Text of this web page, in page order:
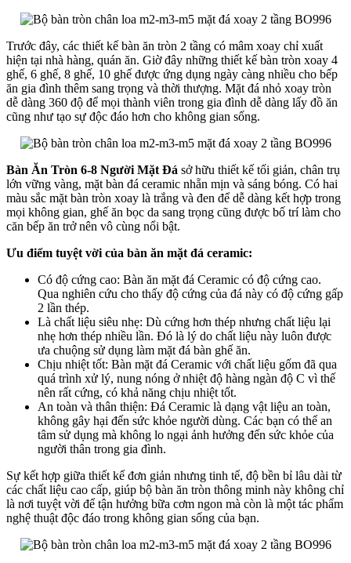
Trước đây, các thiết kế bàn ăn tròn 2 tầng có mâm xoay chỉ xuất
hiện tại nhà hàng, quán ăn. Giờ đây những thiết kế bàn tròn xoay 4
ghế, 6 ghế, 8 ghế, 10 ghế được ứng dụng ngày càng nhiều cho bếp
ăn gia đình thêm sang trọng và thời thượng. Mặt đá nhỏ xoay tròn
dễ dàng 360 độ để mọi thành viên trong gia đình dễ dàng lấy đồ ăn
cũng như tạo sự độc đáo hơn cho không gian sống.
Bàn Ăn Tròn 6-8 Người Mặt Đá sở hữu thiết kế tối giản, chân trụ
lớn vững vàng, mặt bàn đá ceramic nhẵn mịn và sáng bóng. Có hai
màu sắc mặt bàn tròn xoay là trắng và đen để dễ dàng kết hợp trong
mọi không gian, ghế ăn bọc da sang trọng cũng được bố trí làm cho
căn bếp ăn trở nên vô cùng nổi bật.
Ưu điểm tuyệt vời của bàn ăn mặt đá ceramic:
Có độ cứng cao: Bàn ăn mặt đá Ceramic có độ cứng cao.
Qua nghiên cứu cho thấy độ cứng của đá này có độ cứng gấp
2 lần thép.
Là chất liệu siêu nhẹ: Dù cứng hơn thép nhưng chất liệu lại
nhẹ hơn thép nhiều lần. Đó là lý do chất liệu này luôn được
ưa chuộng sử dụng làm mặt đá bàn ghế ăn.
Chịu nhiệt tốt: Bàn mặt đá Ceramic với chất liệu gốm đã qua
quá trình xử lý, nung nóng ở nhiệt độ hàng ngàn độ C vì thế
nên rất cứng, có khả năng chịu nhiệt tốt.
An toàn và thân thiện: Đá Ceramic là dạng vật liệu an toàn,
không gây hại đến sức khỏe người dùng. Các bạn có thể an
tâm sử dụng mà không lo ngại ảnh hưởng đến sức khỏe của
người thân trong gia đình.
Sự kết hợp giữa thiết kế đơn giản nhưng tinh tế, độ bền bỉ lâu dài từ
các chất liệu cao cấp, giúp bộ bàn ăn tròn thông minh này không chỉ
là nơi tuyệt vời để tận hưởng bữa cơm ngon mà còn là một tác phẩm
nghệ thuật độc đáo trong không gian sống của bạn.